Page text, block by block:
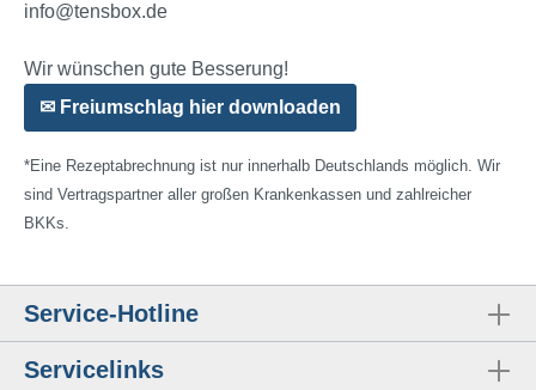
info@tensbox.de
Wir wünschen gute Besserung!
✉ Freiumschlag hier downloaden
*Eine Rezeptabrechnung ist nur innerhalb Deutschlands möglich. Wir
sind Vertragspartner aller großen Krankenkassen und zahlreicher
BKKs.
Service-Hotline
Servicelinks